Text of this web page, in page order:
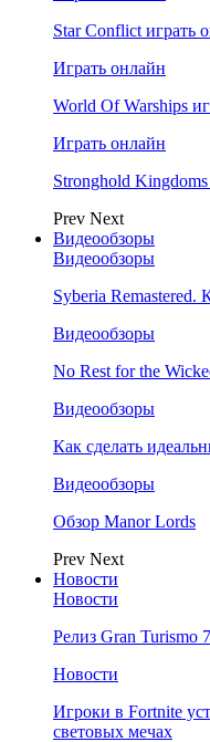
Star Conflict играть
Играть онлайн
World Of Warships
Играть онлайн
Stronghold
Prev Next
Видеообзоры
Видеообзоры
Syberia Remastered.
Видеообзоры
No Rest for the
Видеообзоры
Как сделать
Видеообзоры
Обзор Manor Lords
Prev Next
Новости
Новости
Релиз Gran Turismo
Новости
Игроки в Fortnite
световых мечах